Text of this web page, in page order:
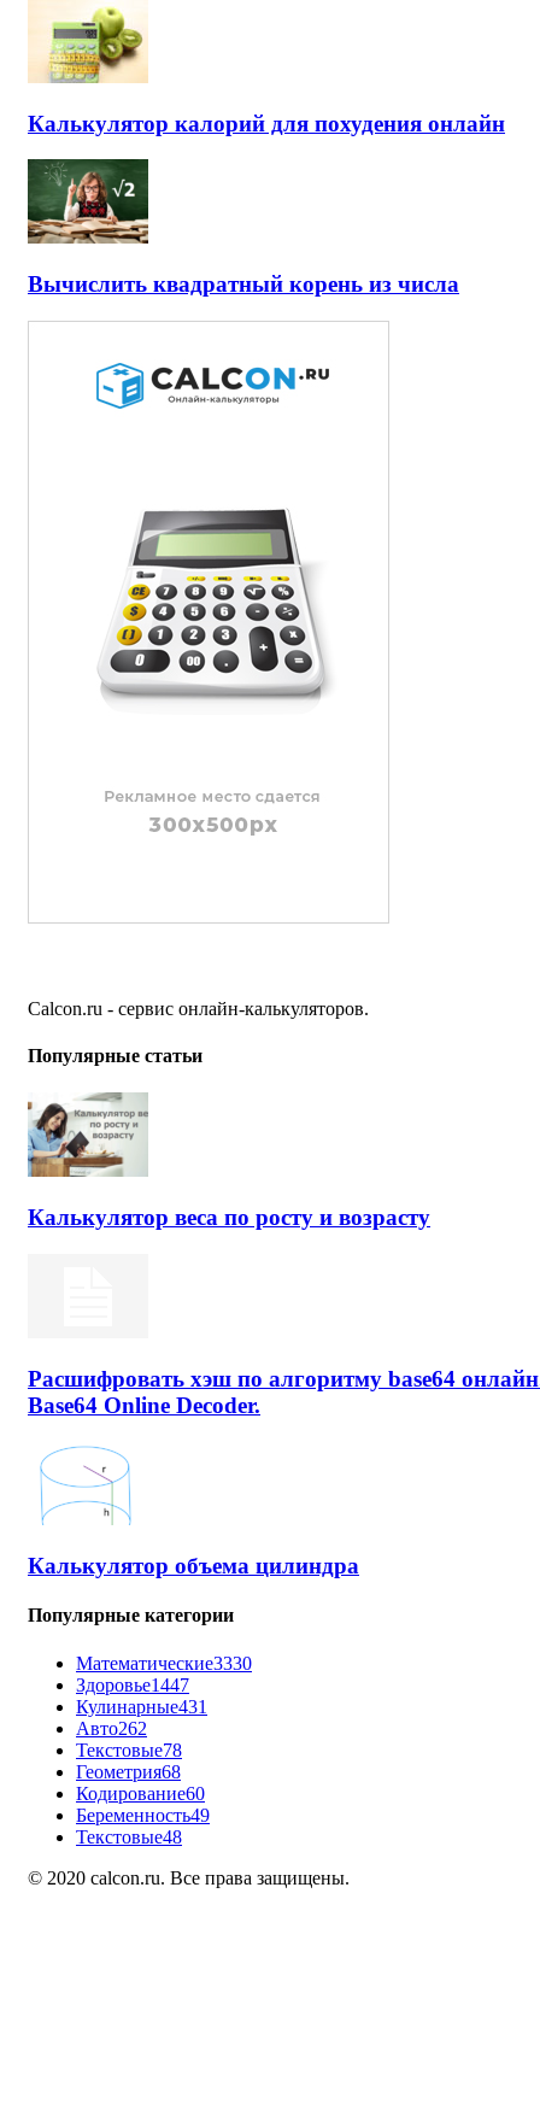
Калькулятор калорий для похудения онлайн
Вычислить квадратный корень из числа
Calcon.ru - сервис онлайн-калькуляторов.
Популярные статьи
Калькулятор веса по росту и возрасту
Расшифровать хэш по алгоритму base64
Base64 Online Decoder.
Калькулятор объема цилиндра
Популярные категории
Математические3330
Здоровье1447
Кулинарные431
Авто262
Текстовые78
Геометрия68
Кодирование60
Беременность49
Текстовые48
© 2020 calcon.ru. Все права защищены.